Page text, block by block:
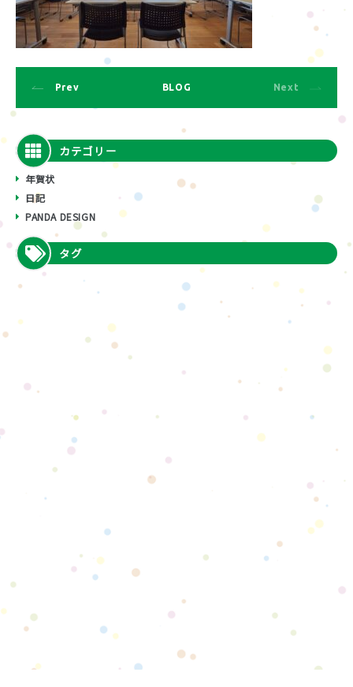
Prev BLOG Next
カテゴリー
年賀状
日記
PANDA DESIGN
タグ